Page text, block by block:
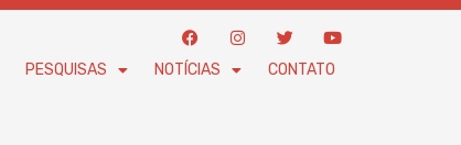
F
a
c
e
I
n
t
T
w
i
t
Y
o
u
t
PESQUISAS NOTÍCIAS CONTATO